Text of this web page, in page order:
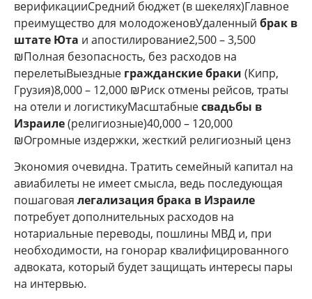
верификацииСредний бюджет (в шекелях)Главное
преимущество для молодоженовУдаленный брак в
штате Юта и апостилирование2,500 – 3,500
₪Полная безопасность, без расходов на
перелетыВыездные гражданские браки (Кипр,
Грузия)8,000 – 12,000 ₪Риск отмены рейсов, траты
на отели и логистикуМасштабныесвадьбы в
Израиле(религиозные)40,000 – 120,000
₪Огромные издержки, жесткий религиозный ценз
Экономия очевидна. Тратить семейный капитал на
авиабилеты не имеет смысла, ведь последующая
пошаговая легализация брака в Израиле
потребует дополнительных расходов на
нотариальные переводы, пошлины МВД и, при
необходимости, на гонорар квалифицированного
адвоката, который будет защищать интересы пары
на интервью.